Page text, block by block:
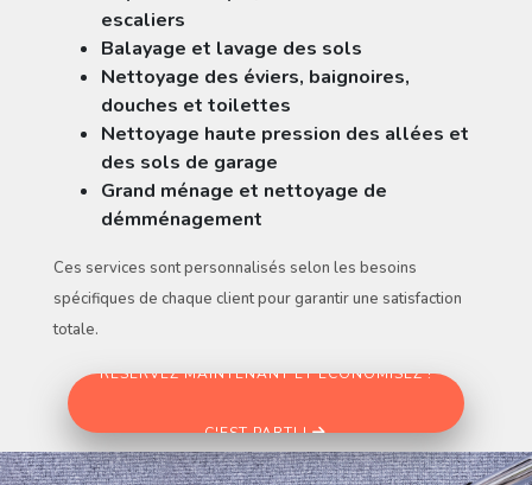
escaliers
Balayage et lavage des sols
Nettoyage des éviers, baignoires,
douches et toilettes
Nettoyage haute pression des allées et
des sols de garage
Grand ménage et nettoyage de
démménagement
Ces services sont personnalisés selon les besoins
spécifiques de chaque client pour garantir une satisfaction
totale.
RÉSERVEZ MAINTENANT ET ÉCONOMISEZ !
C'EST PARTI !